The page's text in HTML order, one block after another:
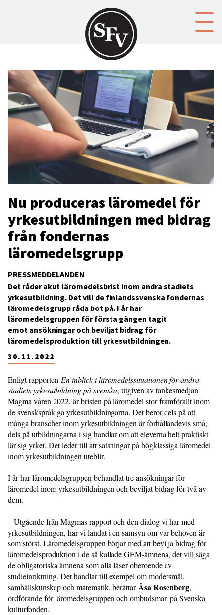
PRESSMEDDELANDEN
Nu produceras läromedel för
yrkesutbildningen med bidrag
från fondernas
läromedelsgrupp
30.11.2022
Det råder akut läromedelsbrist inom andra stadiets
yrkesutbildning. Det vill de finlandssvenska fondernas
läromedelsgrupp råda bot på. I år har
läromedelsgruppen för första gången tagit
emot ansökningar och beviljat bidrag för
läromedelsproduktion till yrkesutbildningen.
Enligt rapporten En inblick i läromedelssituationen för andra
stadiets yrkesutbildning på svenska, utgiven av tankesmedjan
Magma våren 2022, är bristen på läromedel stor framförallt inom
de svenskspråkiga yrkesutbildningarna. Det beror dels på att
många branscher inom yrkesutbildningen är förhållandevis små,
dels på utbildningarna i sig handlar om att eleverna helt praktiskt
lär sig yrket. Det leder till att satsningar på högklassiga läromedel
inom yrkesutbildningen uteblir.
I år har läromedelsgruppen behandlat tre ansökningar för
läromedel inom yrkesutbildningen och beviljat bidrag för två av
dem.
– Utgående från Magmas rapport och den dialog vi har med
yrkesutbildningen, har vi landat i en samsyn om var behoven är
som störst. Läromedelsgruppen börjar med att bevilja bidrag för
läromedelsproduktion i de så kallade GEM-ämnena, det vill säga
de obligatoriska ämnena som alla läser oberoende av
studieinriktning. Det handlar till exempel om modersmål,
samhällskunskap och matematik, berättarÅsa Rosenberg,
ordförande för läromedelsgruppen och ombudsman på Svenska
kulturfonden.